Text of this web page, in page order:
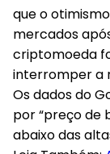
que o
mercados
criptomoeda
interromper a
Os dados do
por “preço de
abaixo das